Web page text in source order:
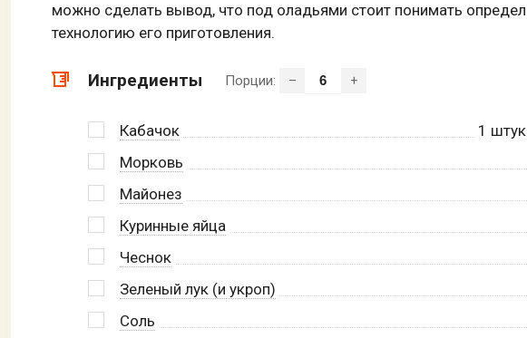
можно сделать вывод, что под оладьями стоит понимать
технологию его приготовления.
Ингредиенты Порции: – +
Кабачок 1
Морковь
Майонез
Куринные яйца
Чеснок
Зеленый лук (и укроп)
Соль